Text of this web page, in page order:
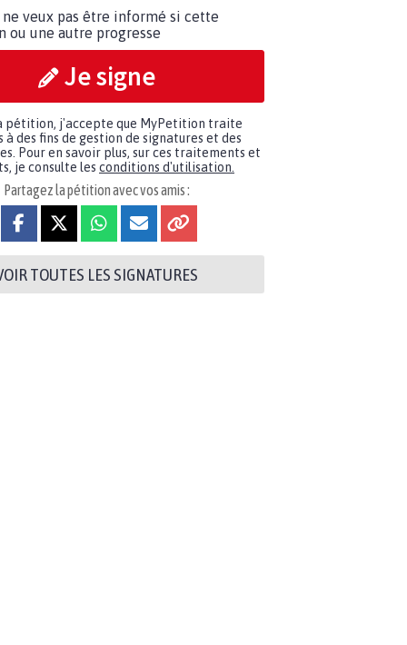
ne veux pas être informé si cette
ou une autre progresse
Je signe
pétition, j'accepte que MyPetition traite
à des fins de gestion de signatures et des
Pour en savoir plus, sur ces traitements et
je consulte les conditions d'utilisation.
Partagez la pétition avec vos amis :
TOUTES LES SIGNATURES